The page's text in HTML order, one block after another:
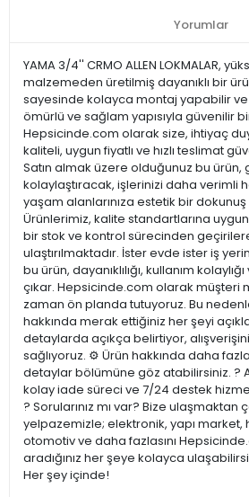
Yorumlar
YAMA 3/4'' CRMO ALLEN LOKMALAR,
malzemeden üretilmiş dayanıklı bir
sayesinde kolayca montaj yapabilir ve
ömürlü ve sağlam yapısıyla güvenilir
Hepsicinde.com olarak size, ihtiyaç
kaliteli, uygun fiyatlı ve hızlı teslimat
Satın almak üzere olduğunuz bu ürün,
kolaylaştıracak, işlerinizi daha verimli
yaşam alanlarınıza estetik bir dokunuş
Ürünlerimiz, kalite standartlarına
bir stok ve kontrol sürecinden
ulaştırılmaktadır. İster evde ister iş
bu ürün, dayanıklılığı, kullanım
çıkar. Hepsicinde.com olarak müşteri
zaman ön planda tutuyoruz. Bu
hakkında merak ettiğiniz her şeyi
detaylarda açıkça belirtiyor,
sağlıyoruz. ⚙️ Ürün hakkında daha
detaylar bölümüne göz atabilirsiniz. ?
kolay iade süreci ve 7/24 destek
? Sorularınız mı var? Bize ulaşmaktan
yelpazemizle; elektronik, yapı market,
otomotiv ve daha fazlasını
aradığınız her şeye kolayca
Her şey içinde!